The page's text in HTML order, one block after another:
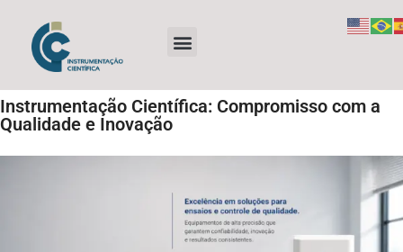
Instrumentação Científica: Compromisso com a
Qualidade e Inovação